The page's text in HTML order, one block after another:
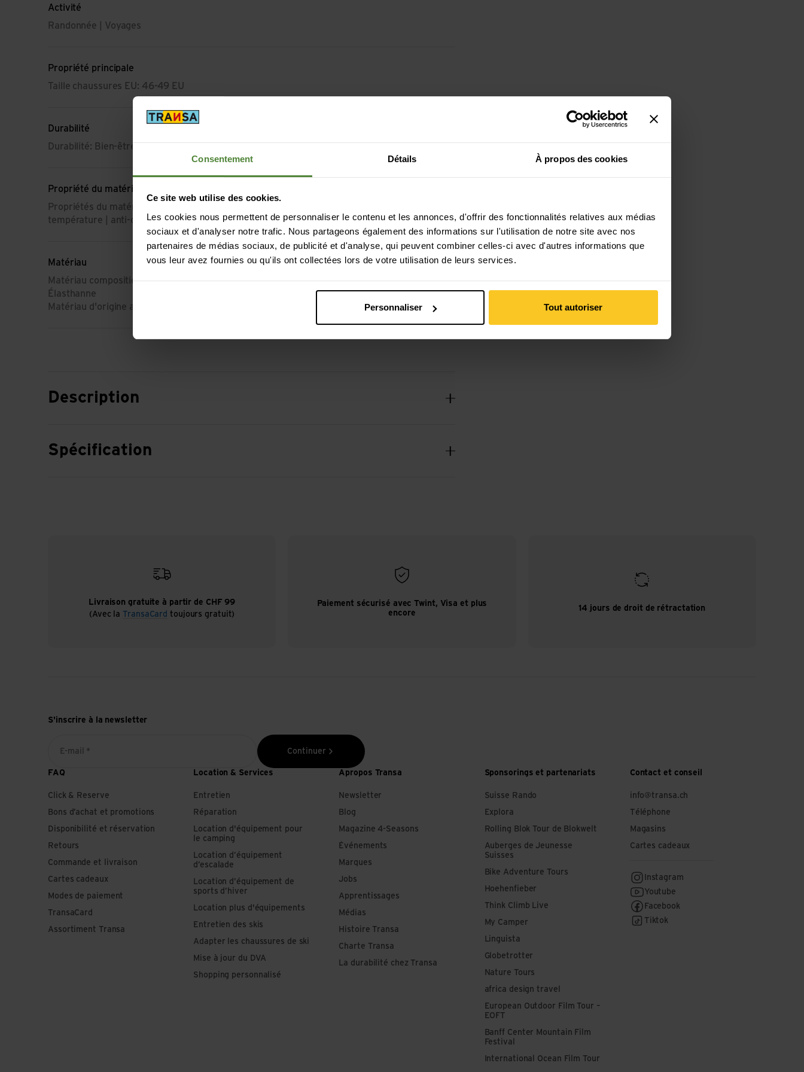
Consentement Détails À propos des cookies
Ce site web utilise des cookies.
Les cookies nous permettent de personnaliser le contenu et les annonces, d'offrir des fonctionnalités relatives aux médias
sociaux et d'analyser notre trafic. Nous partageons également des informations sur l'utilisation de notre site avec nos
partenaires de médias sociaux, de publicité et d'analyse, qui peuvent combiner celles-ci avec d'autres informations que
vous leur avez fournies ou qu'ils ont collectées lors de votre utilisation de leurs services.
Personnaliser Tout autoriser
Activité
Randonnée | Voyages
Propriété principale
Taille chaussures EU: 46-49 EU
Durabilité
Durabilité: Bien-être animal | Protection de l'environnement
Propriété du matériau
Propriétés du matériau: respirant | régule l'humidité | séchage rapide | régulation de la
température | anti-odeur | Protection UV | indéformable
Matériau
Matériau composition: 62% Laine (Mérinos) | 24% Polyamide (recyclé) | 12% Polyamide | 2%
Élasthanne
Matériau d'origine animale: Laine
Description
Spécification
Livraison gratuite à partir de CHF 99
(Avec la TransaCard toujours gratuit)
Paiement sécurisé avec Twint, Visa et plus
encore
14 jours de droit de rétractation
S'inscrire à la newsletter
E-mail * Continuer
FAQ
Click & Reserve
Bons d’achat et promotions
Disponibilité et réservation
Retours
Commande et livraison
Cartes cadeaux
Modes de paiement
TransaCard
Assortiment Transa
Location & Services
Entretien
Réparation
Location d'équipement pour
le camping
Location d’équipement
d’escalade
Location d’équipement de
sports d’hiver
Location plus d'équipements
Entretien des skis
Adapter les chaussures de ski
Mise à jour du DVA
Shopping personnalisé
Apropos Transa
Newsletter
Blog
Magazine 4-Seasons
Événements
Marques
Jobs
Apprentissages
Médias
Histoire Transa
Charte Transa
La durabilité chez Transa
Sponsorings et partenariats
Suisse Rando
Explora
Rolling Blok Tour de Blokwelt
Auberges de Jeunesse
Suisses
Bike Adventure Tours
Hoehenfieber
Think Climb Live
My Camper
Linguista
Globetrotter
Nature Tours
africa design travel
European Outdoor Film Tour –
EOFT
Banff Center Mountain Film
Festival
International Ocean Film Tour
Contact et conseil
info@transa.ch
Téléphone
Magasins
Cartes cadeaux
Instagram
Youtube
Facebook
Tiktok